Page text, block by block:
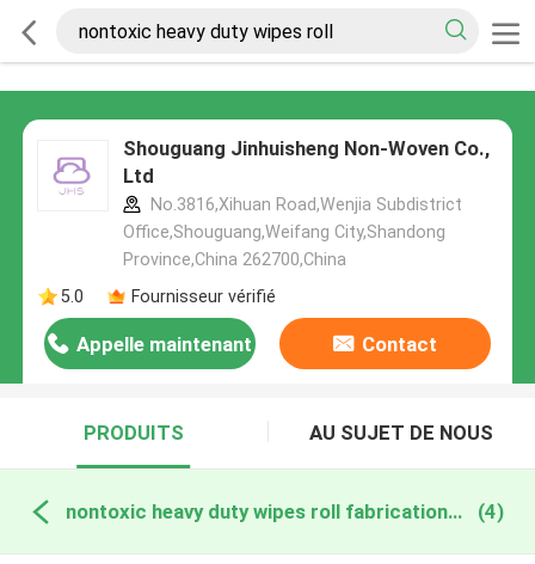
Shouguang Jinhuisheng Non-Woven Co.,
Ltd
No.3816,Xihuan Road,Wenjia Subdistrict
Office,Shouguang,Weifang City,Shandong
Province,China 262700,China
5.0
Fournisseur vérifié
Appelle maintenant Contact
PRODUITS AU SUJET DE NOUS
nontoxic heavy duty wipes roll fabrication en ligne (4)